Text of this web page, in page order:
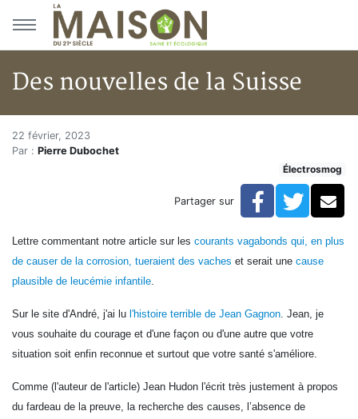
Aller au menu principal
Aller au contenu principal
Des nouvelles de la Suisse
Accueil
Articles
Des nouvelles de la Suisse
Des nouvelles de la Suisse
22 février, 2023
Par : Pierre Dubochet
Électrosmog
Partager sur Facebook
Lettre commentant notre article sur les courants vagabonds qui, en plus
de causer de la corrosion, tueraient des vaches et serait une cause
plausible de leucémie infantile.
Sur le site d'André, j'ai lu l'histoire terrible de Jean Gagnon. Jean, je
vous souhaite du courage et d'une façon ou d'une autre que votre
situation soit enfin reconnue et surtout que votre santé s'améliore.
Comme (l'auteur de l'article) Jean Hudon l'écrit très justement à propos
du fardeau de la preuve, la recherche des causes, l’absence de